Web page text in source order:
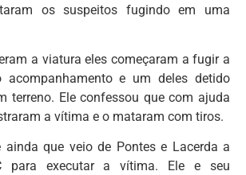
os suspeitos fugindo em uma
a viatura eles começaram a fugir a
acompanhamento e um deles detido
terreno. Ele confessou que com ajuda
a vítima e o mataram com tiros.
ainda que veio de Pontes e Lacerda a
para executar a vítima. Ele e seu